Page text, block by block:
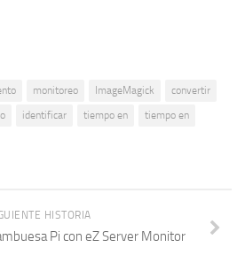
monitoreo ImageMagick
convertir
identificar tiempo en
tiempo en
HISTORIA
Pi con eZ Server Monitor